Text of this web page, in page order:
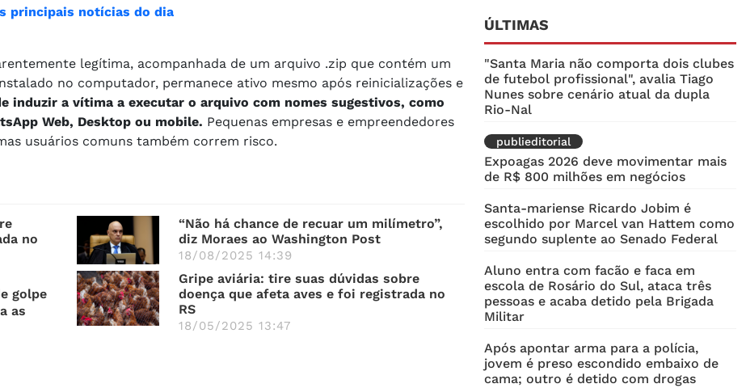
principais notícias do dia
legítima, acompanhada de um arquivo .zip que contém um
no computador, permanece ativo mesmo após reinicializações e
induzir a vítima a executar o arquivo com nomes sugestivos, como
Web, Desktop ou mobile. Pequenas empresas e empreendedores
usuários comuns também correm risco.
no
golpe
as
“Não há chance de recuar um milímetro”,
diz Moraes ao Washington Post
18/08/2025 14:39
Gripe aviária: tire suas dúvidas sobre
doença que afeta aves e foi registrada no
RS
18/05/2025 13:47
ÚLTIMAS
"Santa Maria não comporta dois clubes
de futebol profissional", avalia Tiago
Nunes sobre cenário atual da dupla
Rio-Nal
publieditorial
Expoagas 2026 deve movimentar mais
de R$ 800 milhões em negócios
Santa-mariense Ricardo Jobim é
escolhido por Marcel van Hattem como
segundo suplente ao Senado Federal
Aluno entra com facão e faca em
escola de Rosário do Sul, ataca três
pessoas e acaba detido pela Brigada
Militar
Após apontar arma para a polícia,
jovem é preso escondido embaixo de
cama; outro é detido com drogas